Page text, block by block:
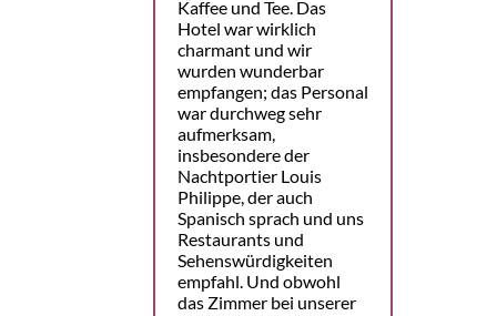
Kaffee und Tee. Das
Hotel war wirklich
charmant und wir
wurden wunderbar
empfangen; das Personal
war durchweg sehr
aufmerksam,
insbesondere der
Nachtportier Louis
Philippe, der auch
Spanisch sprach und uns
Restaurants und
Sehenswürdigkeiten
empfahl. Und obwohl
das Zimmer bei unserer